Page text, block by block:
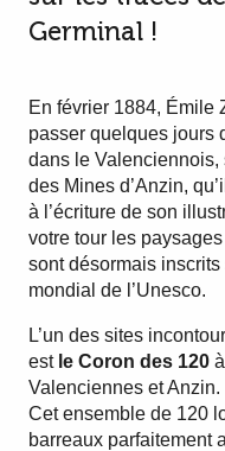
Germinal !
En février 1884, Émile
passer quelques jours
dans le
des Mines d’Anzin,
à l’écriture de son
votre tour les
sont désormais
mondial de l’Unesco.
L’un des sites
est le Coron des 120
Valenciennes et
Cet ensemble de 120
barreaux parfaitement